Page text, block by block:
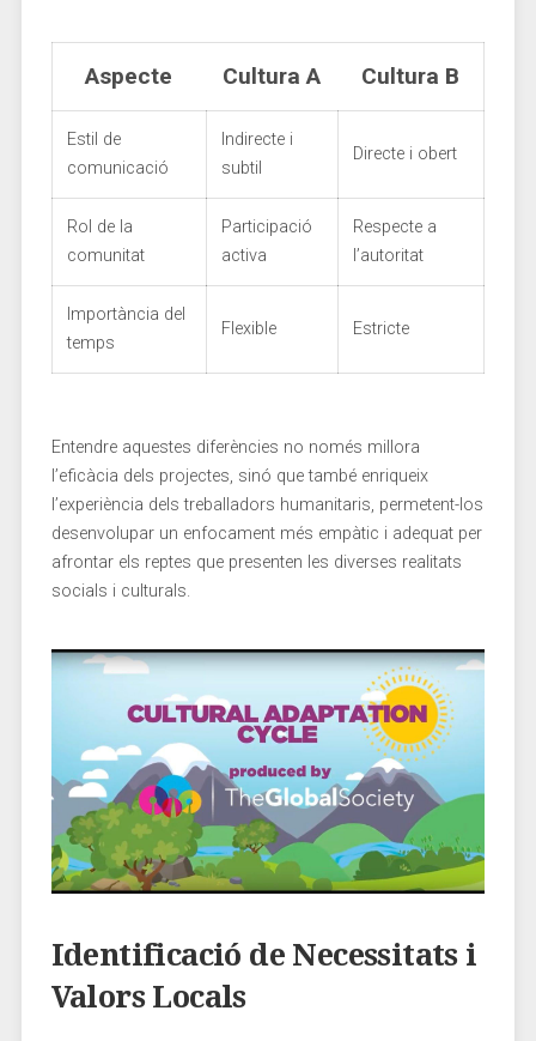
Aspecte Cultura A Cultura⁤ B
Estil de
comunicació
Indirecte i
subtil
Directe i obert
Rol de la
⁤comunitat
Participació
activa
Respecte a
l’autoritat
Importància del
temps
Flexible Estricte
Entendre aquestes diferències ⁤no només millora
l’eficàcia dels projectes, sinó ‌que també enriqueix
l’experiència dels treballadors humanitaris, permetent-los
desenvolupar un enfocament més empàtic i adequat per
afrontar els reptes‌ que presenten les diverses‌ realitats
socials i culturals.
Identificació de Necessitats i
Valors Locals